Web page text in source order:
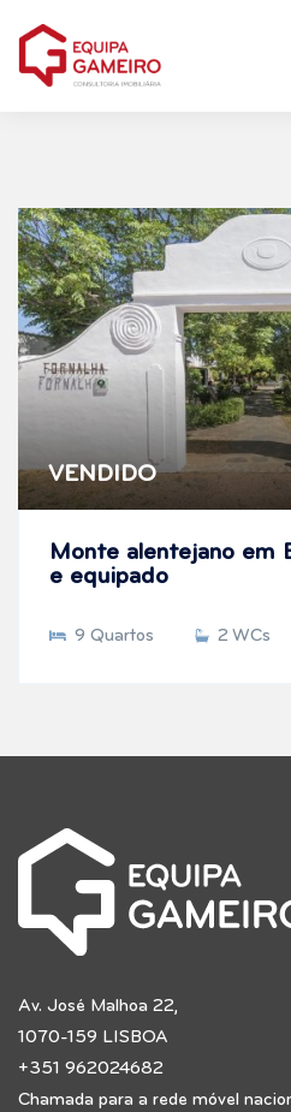
VENDIDO
Monte alentejano em
e equipado
9 Quartos 2 WCs
Av. José Malhoa 22,
1070-159 LISBOA
+351 962024682
Chamada para a rede móvel